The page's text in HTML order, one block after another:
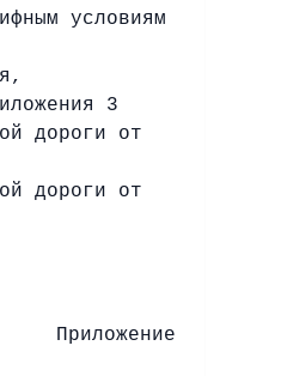
условиям
3
дороги от
дороги от
Приложение